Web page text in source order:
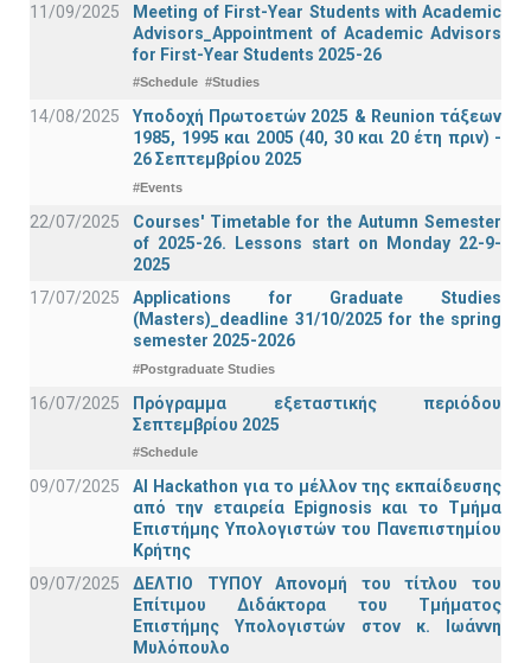
11/09/2025
Meeting of First-Year Students with Academic
Advisors_Appointment of Academic Advisors
for First-Year Students 2025-26
#Schedule #Studies
14/08/2025
Υποδοχή Πρωτοετών 2025 & Reunion τάξεων
1985, 1995 και 2005 (40, 30 και 20 έτη πριν) -
26 Σεπτεμβρίου 2025
#Events
22/07/2025
Courses' Timetable for the Autumn Semester
of 2025-26. Lessons start on Monday 22-9-
2025
17/07/2025
Applications for Graduate Studies
(Masters)_deadline 31/10/2025 for the spring
semester 2025-2026
#Postgraduate Studies
16/07/2025
Πρόγραμμα εξεταστικής περιόδου
Σεπτεμβρίου 2025
#Schedule
09/07/2025
AI Hackathon για το μέλλον της εκπαίδευσης
από την εταιρεία Epignosis και το Τμήμα
Επιστήμης Υπολογιστών του Πανεπιστημίου
Κρήτης
09/07/2025
ΔΕΛΤΙΟ ΤΥΠΟΥ Απονομή του τίτλου του
Επίτιμου Διδάκτορα του Τμήματος
Επιστήμης Υπολογιστών στον κ. Ιωάννη
Μυλόπουλο